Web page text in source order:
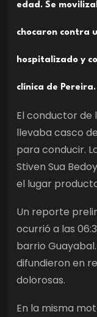
edad. Se
chocaron contra
hospitalizado y
clínica de Pereira.
El conductor de
llevaba casco
para conducir.
Stiven Sua
el lugar
Un reporte
ocurrió a las
barrio
difundieron en
dolorosas.
En la misma